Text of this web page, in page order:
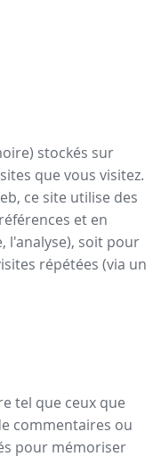
stockés sur
que vous visitez.
ce site utilise des
et en
l'analyse), soit pour
répétées (via un
tel que ceux que
commentaires ou
pour mémoriser